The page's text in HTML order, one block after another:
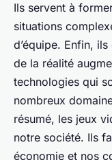
Ils servent à
situations
d’équipe. Enfin,
de la réalité
technologies qui
nombreux
résumé, les jeux
notre société. Ils
économie et nos